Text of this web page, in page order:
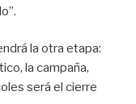
la otra etapa:
la campaña,
será el cierre